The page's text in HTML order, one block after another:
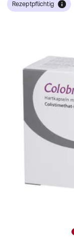
Rezeptpflichtig